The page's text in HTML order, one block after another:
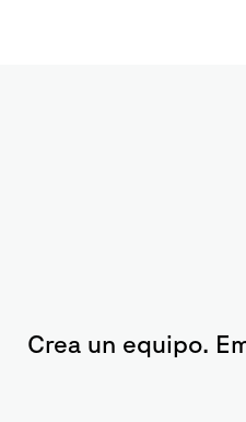
Crea un equipo.